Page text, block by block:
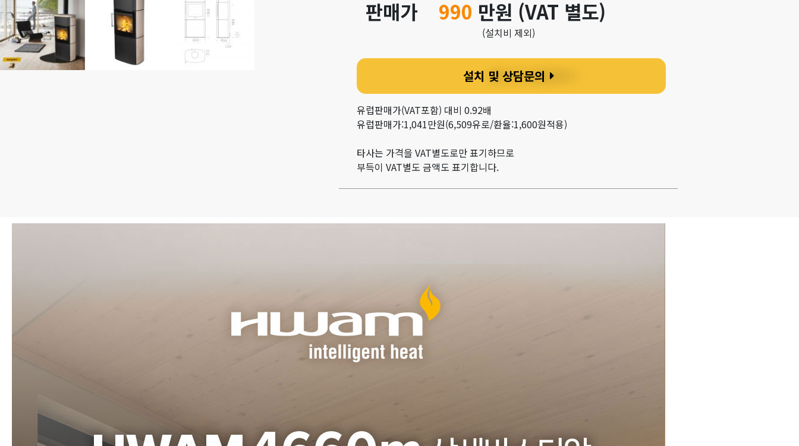
판매가 990 만원 (VAT 별도)
(설치비 제외)
설치 및 상담문의
유럽판매가(VAT포함) 대비 0.92배
유럽판매가:1,041만원(6,509유로/환율:1,600원적용)
타사는 가격을 VAT별도로만 표기하므로
부득이 VAT별도 금액도 표기합니다.